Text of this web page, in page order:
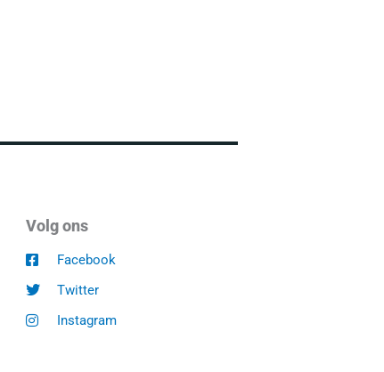
Volg ons
Facebook
Twitter
Instagram